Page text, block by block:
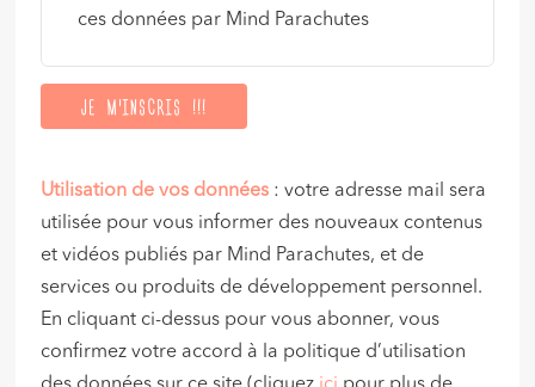
ces données par Mind Parachutes
Utilisation de vos données : votre adresse mail sera
utilisée pour vous informer des nouveaux contenus
et vidéos publiés par Mind Parachutes, et de
services ou produits de développement personnel.
En cliquant ci-dessus pour vous abonner, vous
confirmez votre accord à la politique d’utilisation